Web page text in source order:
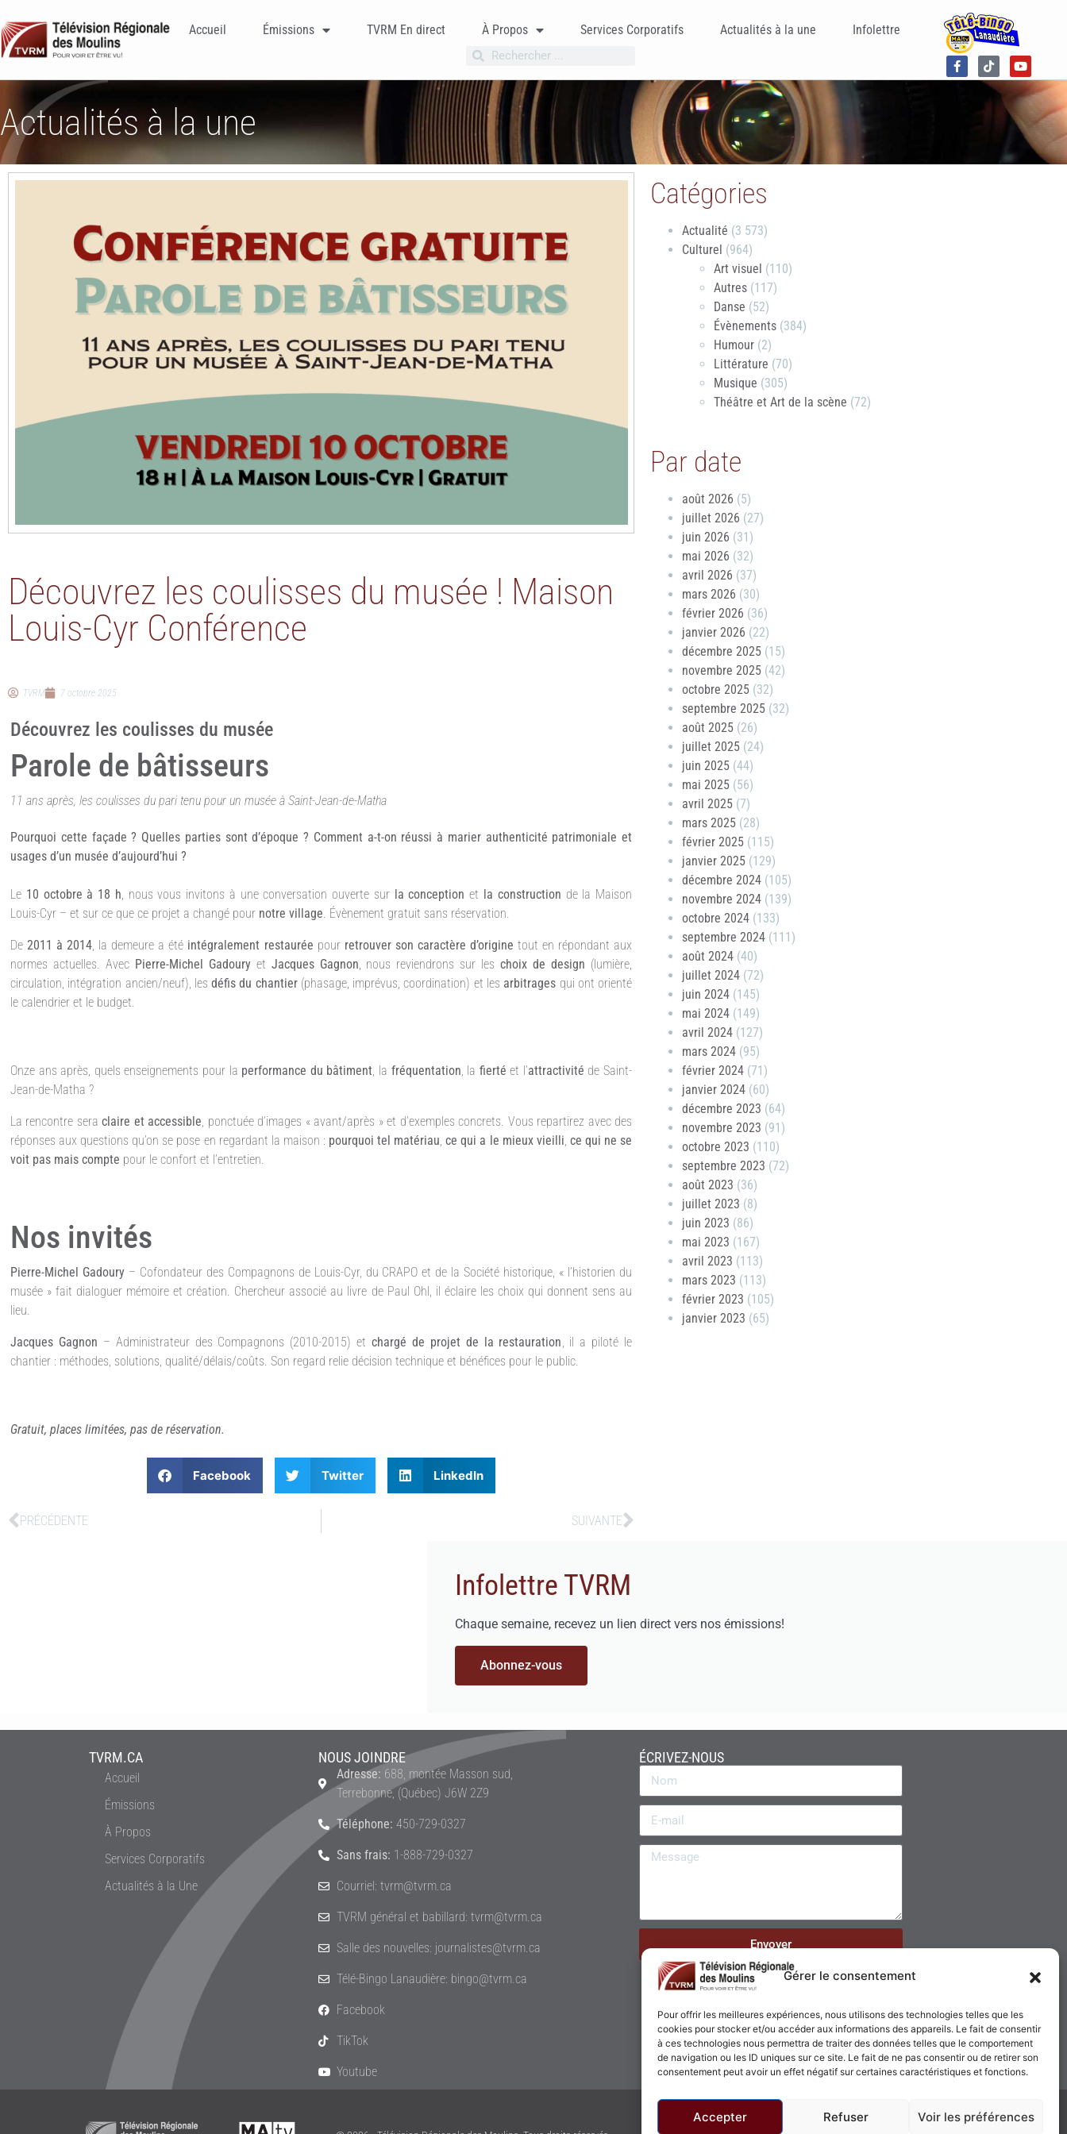
Gérer le consentement
Pour offrir les meilleures expériences, nous utilisons des technologies telles que les
cookies pour stocker et/ou accéder aux informations des appareils. Le fait de consentir
à ces technologies nous permettra de traiter des données telles que le comportement
de navigation ou les ID uniques sur ce site. Le fait de ne pas consentir ou de retirer son
consentement peut avoir un effet négatif sur certaines caractéristiques et fonctions.
Accepter Refuser Voir les préférences
Accueil Émissions TVRM En direct À Propos Services Corporatifs Actualités à la une Infolettre
Actualités à la une
Découvrez les coulisses du musée ! Maison
Louis-Cyr Conférence
TVRM 7 octobre 2025
Découvrez les coulisses du musée
Parole de bâtisseurs
11 ans après, les coulisses du pari tenu pour un musée à Saint-Jean-de-Matha
Pourquoi cette façade ? Quelles parties sont d’époque ? Comment a-t-on réussi à marier authenticité patrimoniale et
usages d’un musée d’aujourd’hui ?
Le 10 octobre à 18 h, nous vous invitons à une conversation ouverte sur la conception et la construction de la Maison
Louis-Cyr – et sur ce que ce projet a changé pour notre village. Évènement gratuit sans réservation.
De2011 à 2014, la demeure a été intégralement restaurée pour retrouver son caractère d’origine tout en répondant aux
normes actuelles. Avec Pierre-Michel Gadouryet Jacques Gagnon, nous reviendrons sur leschoix de design (lumière,
circulation, intégration ancien/neuf), lesdéfis du chantier(phasage, imprévus, coordination) et les arbitrages qui ont orienté
le calendrier et le budget.
Onze ans après, quels enseignements pour la performance du bâtiment, la fréquentation, la fierté et l’attractivité de Saint-
Jean-de-Matha ?
La rencontre seraclaire et accessible, ponctuée d’images « avant/après » et d’exemples concrets. Vous repartirez avec des
réponses aux questions qu’on se pose en regardant la maison : pourquoi tel matériau,ce qui a le mieux vieilli, ce qui ne se
voit pas mais compte pour le confort et l’entretien.
Nos invités
Pierre-Michel Gadoury– Cofondateur des Compagnons de Louis-Cyr, du CRAPO et de la Société historique, « l’historien du
musée » fait dialoguer mémoire et création. Chercheur associé au livre de Paul Ohl, il éclaire les choix qui donnent sens au
lieu.
Jacques Gagnon – Administrateur des Compagnons (2010-2015) etchargé de projet de la restauration, il a piloté le
chantier : méthodes, solutions, qualité/délais/coûts. Son regard relie décision technique et bénéfices pour le public.
Gratuit, places limitées, pas de réservation.
Facebook Twitter LinkedIn
PRÉCÉDENTE SUIVANTE
Catégories
Actualité (3 573)
Culturel (964)
Art visuel (110)
Autres (117)
Danse (52)
Évènements (384)
Humour (2)
Littérature (70)
Musique (305)
Théâtre et Art de la scène (72)
Par date
août 2026 (5)
juillet 2026 (27)
juin 2026 (31)
mai 2026 (32)
avril 2026 (37)
mars 2026 (30)
février 2026 (36)
janvier 2026 (22)
décembre 2025 (15)
novembre 2025 (42)
octobre 2025 (32)
septembre 2025 (32)
août 2025 (26)
juillet 2025 (24)
juin 2025 (44)
mai 2025 (56)
avril 2025 (7)
mars 2025 (28)
février 2025 (115)
janvier 2025 (129)
décembre 2024 (105)
novembre 2024 (139)
octobre 2024 (133)
septembre 2024 (111)
août 2024 (40)
juillet 2024 (72)
juin 2024 (145)
mai 2024 (149)
avril 2024 (127)
mars 2024 (95)
février 2024 (71)
janvier 2024 (60)
décembre 2023 (64)
novembre 2023 (91)
octobre 2023 (110)
septembre 2023 (72)
août 2023 (36)
juillet 2023 (8)
juin 2023 (86)
mai 2023 (167)
avril 2023 (113)
mars 2023 (113)
février 2023 (105)
janvier 2023 (65)
Infolettre TVRM
Chaque semaine, recevez un lien direct vers nos émissions!
Abonnez-vous
TVRM.CA
Accueil
Émissions
À Propos
Services Corporatifs
Actualités à la Une
NOUS JOINDRE
Adresse: 688, montée Masson sud,
Terrebonne, (Québec) J6W 2Z9
Téléphone: 450-729-0327
Sans frais: 1-888-729-0327
Courriel: tvrm@tvrm.ca
TVRM général et babillard: tvrm@tvrm.ca
Salle des nouvelles: journalistes@tvrm.ca
Télé-Bingo Lanaudière: bingo@tvrm.ca
Facebook
TikTok
Youtube
ÉCRIVEZ-NOUS
Envoyer
Politique de confidentialité